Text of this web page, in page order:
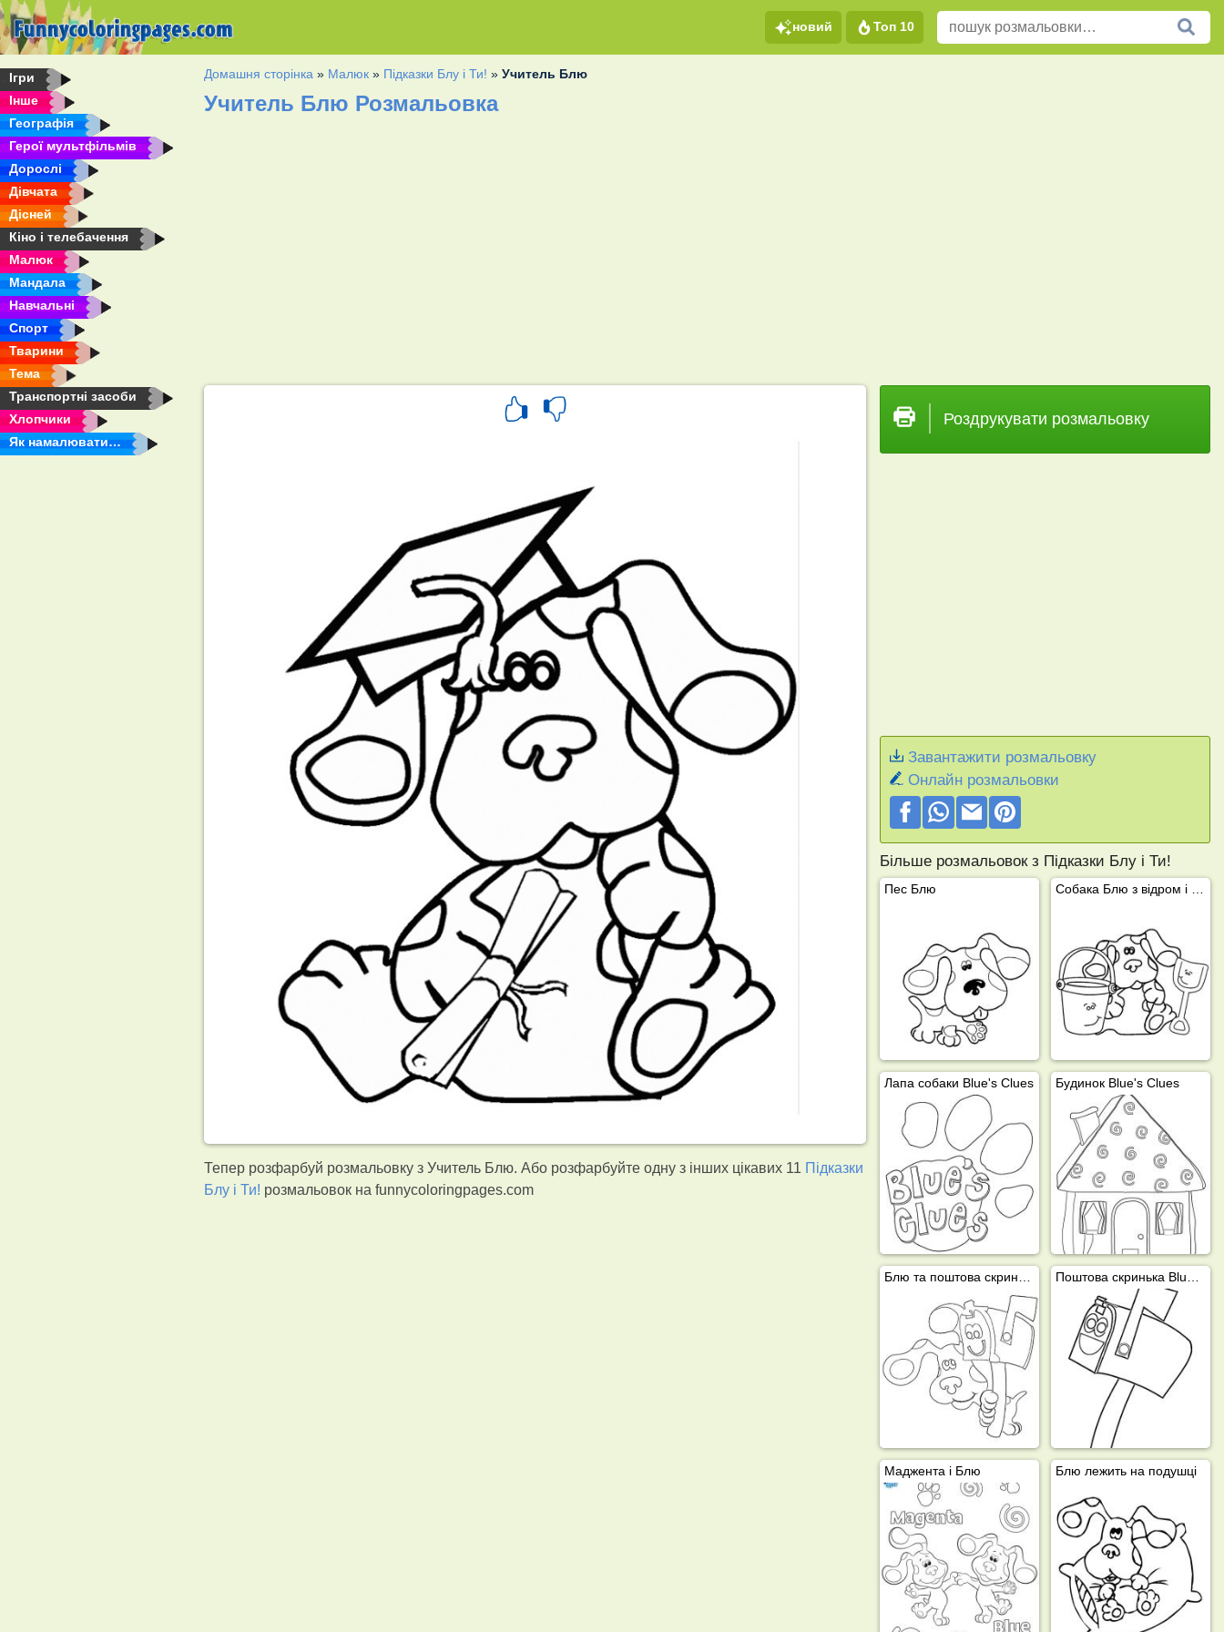
новий Топ 10
Ігри
Інше
Географія
Герої мультфільмів
Дорослі
Дівчата
Дісней
Кіно і телебачення
Малюк
Мандала
Навчальні
Спорт
Тварини
Тема
Транспортні засоби
Хлопчики
Як намалювати…
Домашня сторінка » Малюк » Підказки Блу і Ти! »Учитель Блю
Учитель Блю Розмальовка
Тепер розфарбуй розмальовку з Учитель Блю. Або розфарбуйте одну з інших цікавих 11 Підказки
Блу і Ти! розмальовок на funnycoloringpages.com
Роздрукувати розмальовку
Завантажити розмальовку
Онлайн розмальовки
Більше розмальовок з Підказки Блу і Ти!
Пес Блю
Лапа собаки Blue's Clues Будинок Blue's Clues
Маджента і Блю Блю лежить на подушці